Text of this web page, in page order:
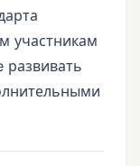
участникам